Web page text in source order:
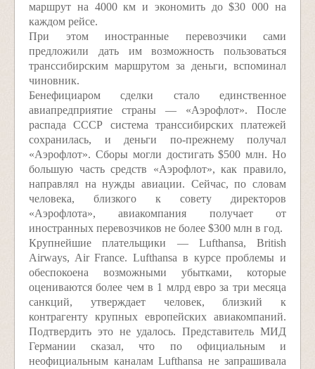
маршрут на 4000 км и экономить до $30 000 на
каждом рейсе.
При этом иностранные перевозчики сами
предложили дать им возможность пользоваться
транссибирским маршрутом за деньги, вспоминал
чиновник.
Бенефициаром сделки стало единственное
авиапредприятие страны — «Аэрофлот». После
распада СССР система транссибирских платежей
сохранилась, и деньги по-прежнему получал
«Аэрофлот». Сборы могли достигать $500 млн. Но
большую часть средств «Аэрофлот», как правило,
направлял на нужды авиации. Сейчас, по словам
человека, близкого к совету директоров
«Аэрофлота», авиакомпания получает от
иностранных перевозчиков не более $300 млн в год.
Крупнейшие плательщики — Lufthansa, British
Airways, Air France. Lufthansa в курсе проблемы и
обеспокоена возможными убытками, которые
оцениваются более чем в 1 млрд евро за три месяца
санкций, утверждает человек, близкий к
контрагенту крупных европейских авиакомпаний.
Подтвердить это не удалось. Представитель МИД
Германии сказал, что по официальным и
неофициальным каналам Lufthansa не запрашивала